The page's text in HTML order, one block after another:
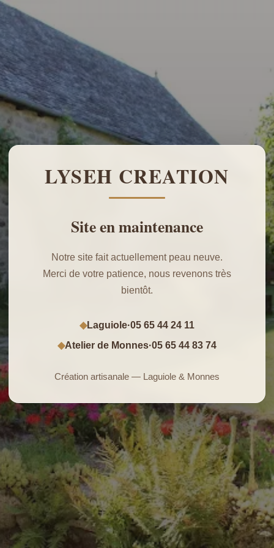
LYSEH CREATION
Site en maintenance
Notre site fait actuellement peau neuve.
Merci de votre patience, nous revenons très
bientôt.
◆Laguiole·05 65 44 24 11
◆Atelier de Monnes·05 65 44 83 74
Création artisanale — Laguiole & Monnes